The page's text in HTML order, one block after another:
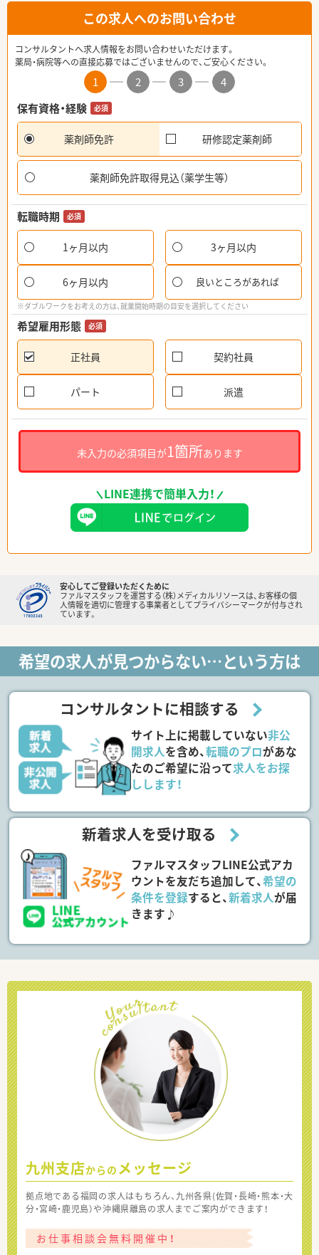
この求人へのお問い合わせ
コンサルタントへ求人情報をお問い合わせいただけます。
薬局・病院等への直接応募ではございませんので、ご安心ください。
1 2 3
4
保有資格・経験
必須
薬剤師免許 研修認定薬剤師
薬剤師免許取得見込（薬学生等）
転職時期 必須
1ヶ月以内 3ヶ月以内
6ヶ月以内 良いところがあれば
※ダブルワークをお考えの方は、就業開始時期の目安を選択してください
希望雇用形態 必須
正社員 契約社員
パート 派遣
未入力の必須項目が1箇所あります
LINE連携で簡単入力！
安心してご登録いただくために
ファルマスタッフを運営する（株）メディカルリソースは、お客様の個
人情報を適切に管理する事業者としてプライバシーマークが付与され
ています。
希望の求人が見つからない…という方は
コンサルタントに相談する
サイト上に掲載していない非公
開求人を含め、転職のプロがあな
たのご希望に沿って求人をお探
しします！
新着求人を受け取る
ファルマスタッフLINE公式アカ
ウントを友だち追加して、希望の
条件を登録すると、新着求人が届
きます♪
九州支店からの メッセージ
拠点地である福岡の求人はもちろん、九州各県(佐賀・長崎・熊本・大
分・宮崎・鹿児島）や沖縄県離島の求人までご案内ができます！
お仕事相談会無料開催中！